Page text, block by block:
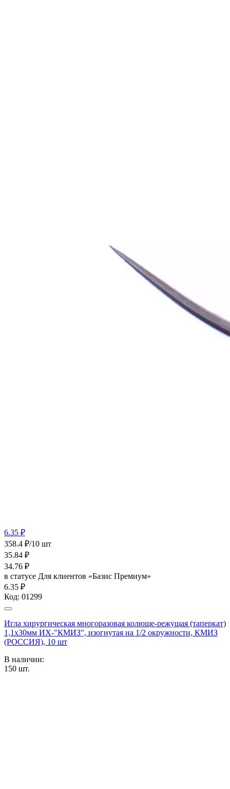
6.35 ₽
358.4 ₽/10 шт
35.84 ₽
34.76 ₽
в статусе Для клиентов «Базис Премиум»
6.35 ₽
Код: 01299
Игла хирургическая многоразовая колюще-режущая (таперкат)
1,1х30мм ИХ-"КМИЗ", изогнутая на 1/2 окружности, КМИЗ
(РОССИЯ), 10 шт
В наличии:
150 шт.